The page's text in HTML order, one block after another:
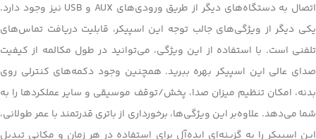
اتصال به دستگاه‌های دیگر از طریق ورودی‌های AUX و USB نیز وجود دارد.
یکی دیگر از ویژگی‌های جالب توجه این اسپیکر، قابلیت دریافت تماس‌های
تلفنی است. با استفاده از این ویژگی، می‌توانید در طول مکالمه از کیفیت
صدای عالی این اسپیکر بهره ببرید. همچنین وجود دکمه‌های کنترلی روی
بدنه، امکان تنظیم میزان صدا، پخش/توقف موسیقی و سایر عملکردها را به
شما می‌دهد. علاوه‌بر این ویژگی‌ها، برخورداری از باتری قدرتمند با عمر طولانی،
این اسپیکر را به گزینه‌ای ایده‌آل برای استفاده در هر زمان و مکانی تبدیل